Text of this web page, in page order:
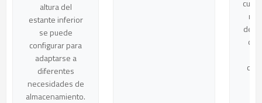
altura del
estante inferior
se puede
configurar para
adaptarse a
diferentes
necesidades de
almacenamiento.
de